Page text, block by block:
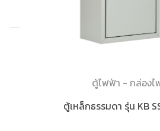
ตู้ไฟฟ้า - กล่องไ
ตู้เหล็กธรรมดา รุ่น KB